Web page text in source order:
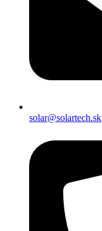
solar@solartech.sk